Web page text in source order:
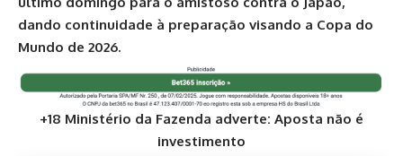
dando continuidade à preparação visando a Copa do
Mundo de 2026.
+18 Ministério da Fazenda adverte: Aposta não é
investimento